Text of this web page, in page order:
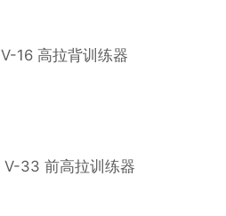
V-16 高拉背训练器
V-33 前高拉训练器